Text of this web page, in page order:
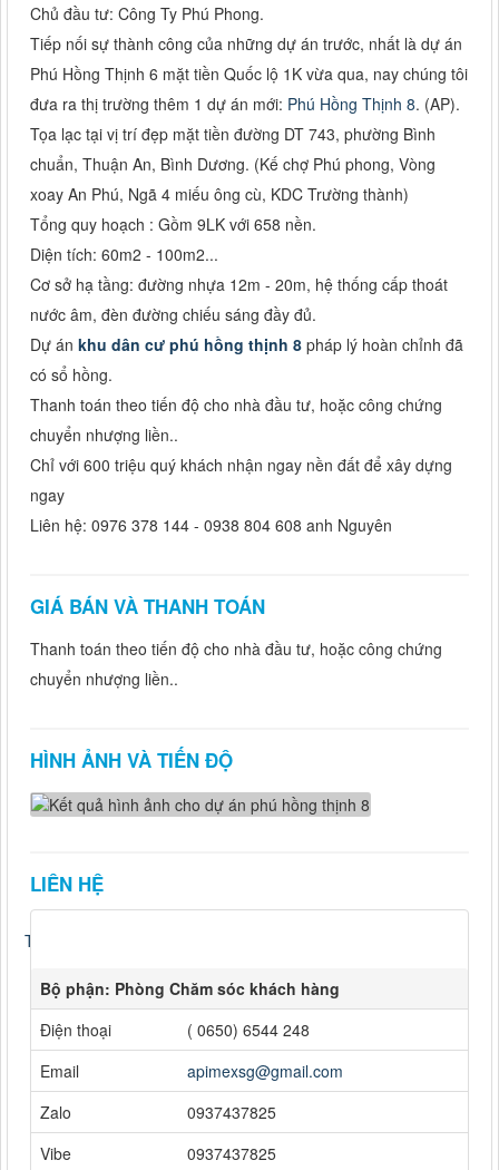
Chủ đầu tư: Công Ty Phú Phong.
Tiếp nối sự thành công của những dự án trước, nhất là dự án
Phú Hồng Thịnh 6 mặt tiền Quốc lộ 1K vừa qua, nay chúng tôi
đưa ra thị trường thêm 1 dự án mới: Phú Hồng Thịnh 8. (AP).
Tọa lạc tại vị trí đẹp mặt tiền đường DT 743, phường Bình
chuẩn, Thuận An, Bình Dương. (Kế chợ Phú phong, Vòng
xoay An Phú, Ngã 4 miếu ông cù, KDC Trường thành)
Tổng quy hoạch : Gồm 9LK với 658 nền.
Diện tích: 60m2 - 100m2...
Cơ sở hạ tầng: đường nhựa 12m - 20m, hệ thống cấp thoát
nước âm, đèn đường chiếu sáng đầy đủ.
Dự án khu dân cư phú hồng thịnh 8 pháp lý hoàn chỉnh đã
có sổ hồng.
Thanh toán theo tiến độ cho nhà đầu tư, hoặc công chứng
chuyển nhượng liền..
Chỉ với 600 triệu quý khách nhận ngay nền đất để xây dựng
ngay
Liên hệ: 0976 378 144 - 0938 804 608 anh Nguyên
GIÁ BÁN VÀ THANH TOÁN
Thanh toán theo tiến độ cho nhà đầu tư, hoặc công chứng
chuyển nhượng liền..
HÌNH ẢNH VÀ TIẾN ĐỘ
LIÊN HỆ
Tweet
Bộ phận: Phòng Chăm sóc khách hàng
Điện thoại
( 0650) 6544 248
Email
apimexsg@gmail.com
Zalo
0937437825
Vibe
0937437825